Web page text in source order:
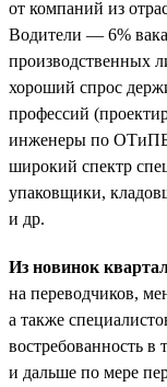
от компаний из
Водители — 6%
производственных
хороший спрос
профессий
инженеры по
широкий спектр
упаковщики,
и др.
Из новинок
на переводчиков,
а также
востребованность в
и дальше по мере